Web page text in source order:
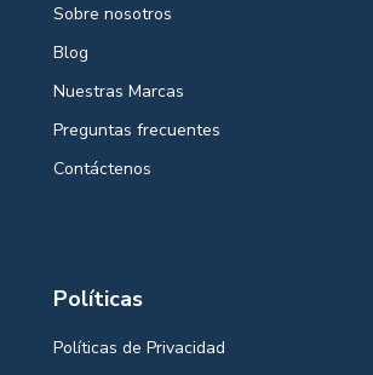
Sobre nosotros
Blog
Nuestras Marcas
Preguntas frecuentes
Contáctenos
Políticas
Políticas de Privacidad